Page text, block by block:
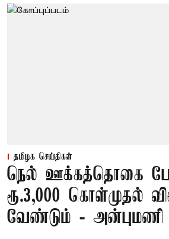
தமிழக செய்திகள்
நெல் ஊக்கத்தொகை
ரூ.3,000 கொள்முதல்
வேண்டும் - அன்புமணி